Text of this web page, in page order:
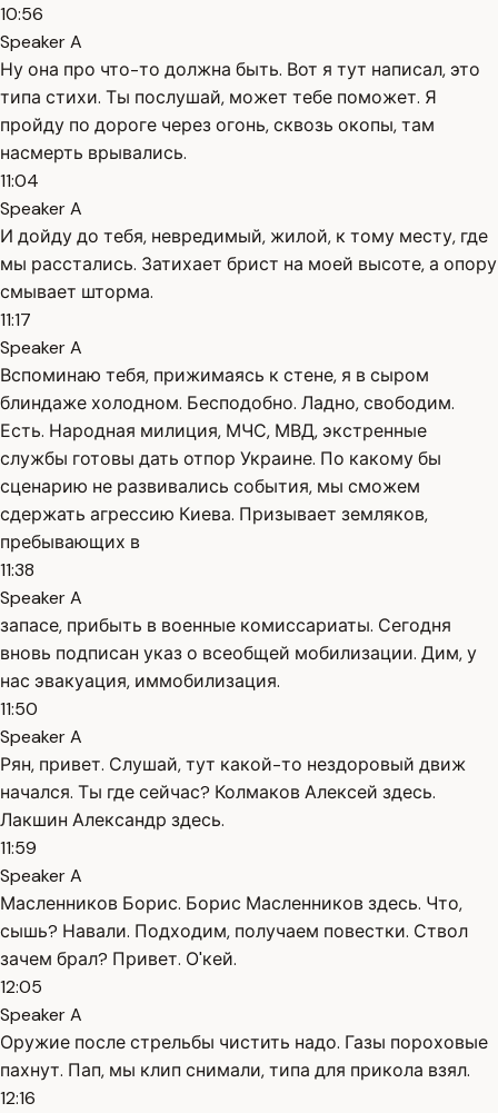
10:56
Speaker A
Ну она про что-то должна быть. Вот я тут написал, это
типа стихи. Ты послушай, может тебе поможет. Я
пройду по дороге через огонь, сквозь окопы, там
насмерть врывались.
11:04
Speaker A
И дойду до тебя, невредимый, жилой, к тому месту, где
мы расстались. Затихает брист на моей высоте, а опору
смывает шторма.
11:17
Speaker A
Вспоминаю тебя, прижимаясь к стене, я в сыром
блиндаже холодном. Бесподобно. Ладно, свободим.
Есть. Народная милиция, МЧС, МВД, экстренные
службы готовы дать отпор Украине. По какому бы
сценарию не развивались события, мы сможем
сдержать агрессию Киева. Призывает земляков,
пребывающих в
11:38
Speaker A
запасе, прибыть в военные комиссариаты. Сегодня
вновь подписан указ о всеобщей мобилизации. Дим, у
нас эвакуация, иммобилизация.
11:50
Speaker A
Рян, привет. Слушай, тут какой-то нездоровый движ
начался. Ты где сейчас? Колмаков Алексей здесь.
Лакшин Александр здесь.
11:59
Speaker A
Масленников Борис. Борис Масленников здесь. Что,
сышь? Навали. Подходим, получаем повестки. Ствол
зачем брал? Привет. О'кей.
12:05
Speaker A
Оружие после стрельбы чистить надо. Газы пороховые
пахнут. Пап, мы клип снимали, типа для прикола взял.
12:16